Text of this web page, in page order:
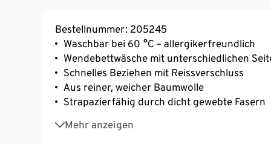
Bestellnummer: 205245
Waschbar bei 60 °C – allergikerfreundlich
Wendebettwäsche mit unterschiedlichen
Schnelles Beziehen mit Reissverschluss
Aus reiner, weicher Baumwolle
Strapazierfähig durch dicht gewebte Fasern
Mehr anzeigen
Temperaturausgleichend und saugfähig
Besonders weich, leicht und glatt